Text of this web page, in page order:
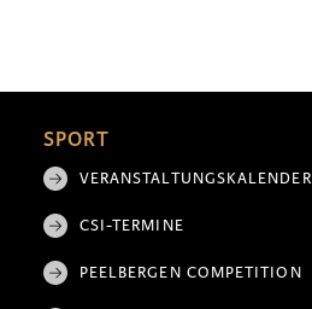
SPORT
VERANSTALTUNGSKALENDER
CSI-TERMINE
PEELBERGEN COMPETITION